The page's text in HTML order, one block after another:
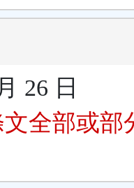
26 日
全部或部